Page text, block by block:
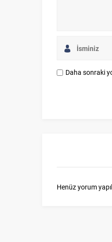
Daha sonraki
Henüz yorum